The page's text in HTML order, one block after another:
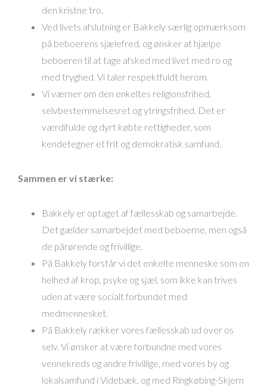
den kristne tro.
Ved livets afslutning er Bakkely særlig opmærksom
på beboerens sjælefred, og ønsker at hjælpe
beboeren til at tage afsked med livet med ro og
med tryghed. Vi taler respektfuldt herom.
Vi værner om den enkeltes religionsfrihed,
selvbestemmelsesret og ytringsfrihed. Det er
værdifulde og dyrt købte rettigheder, som
kendetegner et frit og demokratisk samfund.
Sammen er vi stærke:
Bakkely er optaget af fællesskab og samarbejde.
Det gælder samarbejdet med beboerne, men også
de pårørende og frivillige.
På Bakkely forstår vi det enkelte menneske som en
helhed af krop, psyke og sjæl, som ikke kan trives
uden at være socialt forbundet med
medmennesket.
På Bakkely rækker vores fællesskab ud over os
selv. Vi ønsker at være forbundne med vores
vennekreds og andre frivillige, med vores by og
lokalsamfund i Videbæk, og med Ringkøbing-Skjern